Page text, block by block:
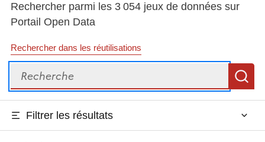
Rechercher parmi les 3 054 jeux de données sur
Portail Open Data
Rechercher dans les réutilisations
Recherche
Filtrer les résultats